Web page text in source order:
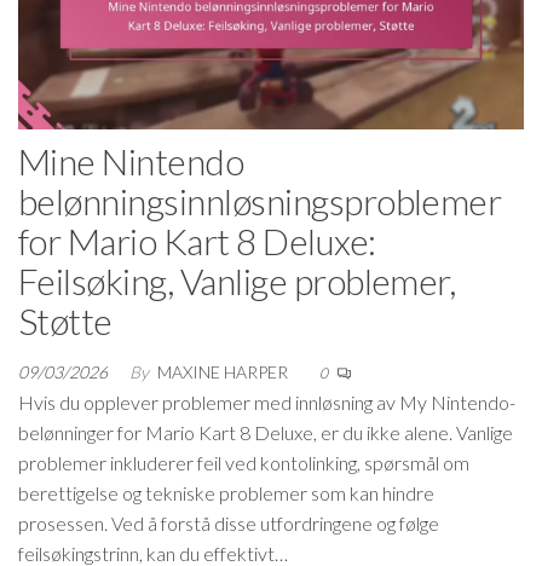
Mine Nintendo
belønningsinnløsningsproblemer
for Mario Kart 8 Deluxe:
Feilsøking, Vanlige problemer,
Støtte
09/03/2026 By MAXINE HARPER 0
Hvis du opplever problemer med innløsning av My Nintendo-
belønninger for Mario Kart 8 Deluxe, er du ikke alene. Vanlige
problemer inkluderer feil ved kontolinking, spørsmål om
berettigelse og tekniske problemer som kan hindre
prosessen. Ved å forstå disse utfordringene og følge
feilsøkingstrinn, kan du effektivt…